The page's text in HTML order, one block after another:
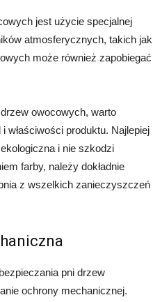
jest użycie specjalnej
atmosferycznych, takich jak
może również zapobiegać
owocowych, warto
właściwości produktu. Najlepiej
i nie szkodzi
farby, należy dokładnie
z wszelkich zanieczyszczeń
pni drzew
ochrony mechanicznej.